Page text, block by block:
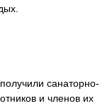
санаторно-
и членов их